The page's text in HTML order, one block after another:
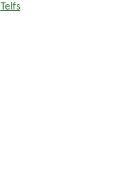
Telfs